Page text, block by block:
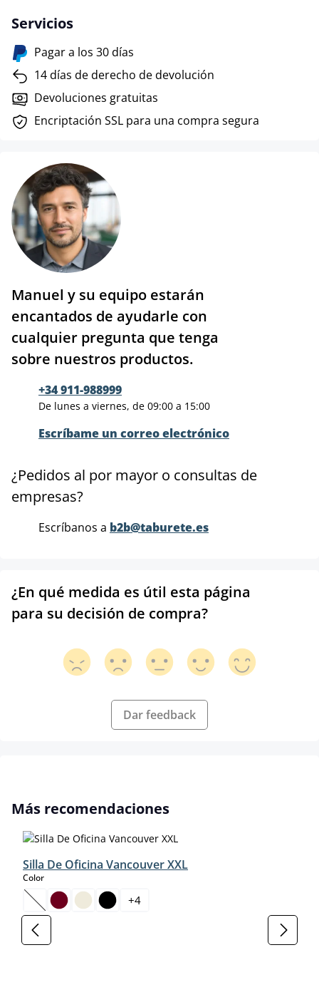
Servicios
Pagar a los 30 días
14 días de derecho de devolución
Devoluciones gratuitas
Encriptación SSL para una compra segura
Manuel y su equipo estarán
encantados de ayudarle con
cualquier pregunta que tenga
sobre nuestros productos.
+34 911-988999
De lunes a viernes, de 09:00 a 15:00
Escríbame un correo electrónico
¿Pedidos al por mayor o consultas de
empresas?
Escríbanos a b2b@taburete.es
¿En qué medida es útil esta página
para su decisión de compra?
Dar feedback
Omitir la galería de productos
Más recomendaciones
Silla De Oficina Vancouver XXL
Colorselect
(Esta opción no está disponible en este momento.)
+4